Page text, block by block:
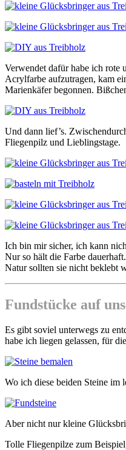
Verwendet dafür habe ich rote
Acrylfarbe aufzutragen, kam
Marienkäfer begonnen.
Und dann lief’s.
Fliegenpilz und Lieblingstage.
Ich bin mir sicher, ich kann
Nur so hält die Farbe
Natur sollten sie nicht beklebt
Fundstücke auf
Es gibt soviel unterwegs zu
habe ich liegen gelassen, für
Wo ich diese beiden Steine im
Aber nicht nur kleine
Tolle Fliegenpilze zum